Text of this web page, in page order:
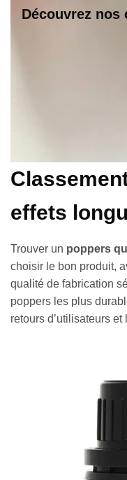
Découvrez nos
effets
Trouver un poppers
choisir le bon produit,
qualité de fabrication
poppers les plus
retours d’utilisateurs